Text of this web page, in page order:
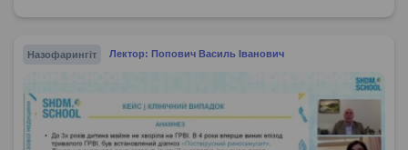
Назофарингіт Лектор: Попович Василь Іванович